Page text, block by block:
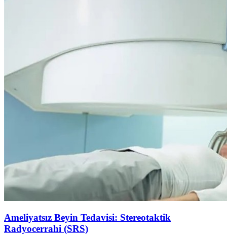
Ameliyatsız Beyin Tedavisi: Stereotaktik
Radyocerrahi (SRS)